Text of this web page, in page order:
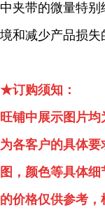
中夹带的微量特
境和减少产品损失
★订购须知：
旺铺中展示图片
为各客户的具体
图，颜色等具体
的价格仅供参考，